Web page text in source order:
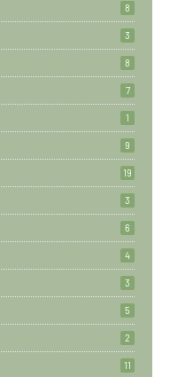
8
3
8
7
1
9
19
3
6
4
3
5
2
11